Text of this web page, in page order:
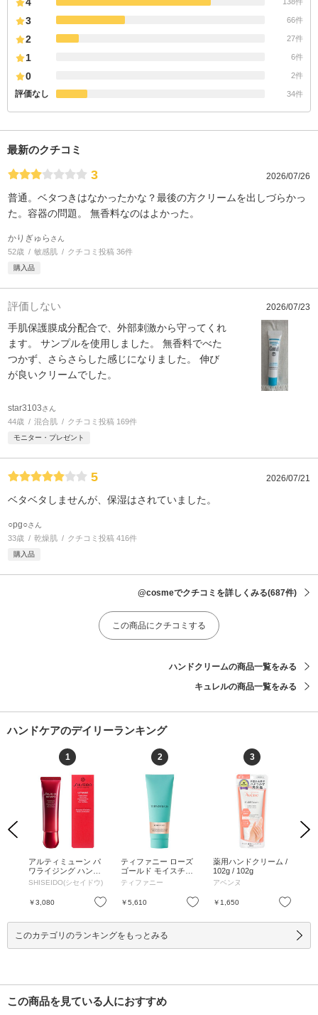
3 66件
2 27件
1 6件
0 2件
評価なし 34件
最新のクチコミ
3 2026/07/26
普通。ベタつきはなかったかな？最後の方クリームを出しづらかっ
た。容器の問題。 無香料なのはよかった。
かりぎゅら さん
52歳 敏感肌 クチコミ投稿 36件
購入品
評価しない 2026/07/23
手肌保護膜成分配合で、外部刺激から守ってくれ
ます。 サンプルを使用しました。 無香料でべた
つかず、さらさらした感じになりました。 伸び
が良いクリームでした。
star3103さん
44歳 混合肌 クチコミ投稿 169件
モニター・プレゼント
5 2026/07/21
ベタベタしませんが、保湿はされていました。
○pg○さん
33歳 乾燥肌 クチコミ投稿 416件
購入品
@cosmeでクチコミを詳しくみる(687件)
この商品にクチコミする
ハンドクリームの商品一覧をみる
キュレルの商品一覧をみる
ハンドケアのデイリーランキング
Previous
お気に入り
1
アルティミューン パ
ワライジング ハンド
クリーム / 50g / 50g
SHISEIDO(シセイドウ)
￥3,080 お気に入り
2
ティファニー ローズ
ゴールド モイスチャ
ライジング ハンドク
75mL
ティファニー
￥5,610 お気に入り
3
薬用ハンドクリーム /
102g / 102g
アベンヌ
￥1,650
Next
このカテゴリのランキングをもっとみる
この商品を見ている人におすすめ